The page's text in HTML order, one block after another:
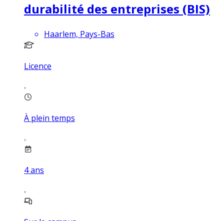
durabilité des entreprises (BIS)
Haarlem, Pays-Bas
Licence
À plein temps
4ans